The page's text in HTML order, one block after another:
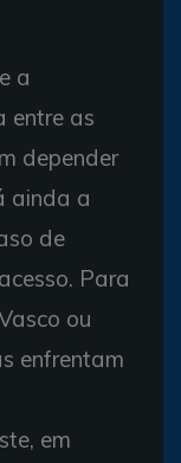
a
entre as
depender
ainda a
de
Para
ou
enfrentam
em